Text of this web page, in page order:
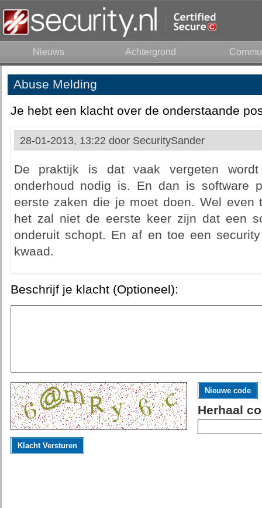
Nieuws Achtergrond
Abuse Melding
Je hebt een klacht over de onderstaande
28-01-2013, 13:22 door SecuritySander
De praktijk is dat vaak vergeten
onderhoud nodig is. En dan is software
eerste zaken die je moet doen. Wel even
het zal niet de eerste keer zijn dat een
onderuit schopt. En af en toe een
kwaad.
Beschrijf je klacht (Optioneel):
Nieuwe code
Herhaal
Klacht Versturen